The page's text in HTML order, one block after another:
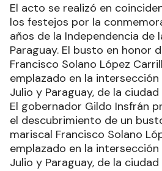
El acto se realizó en
los festejos por la
años de la Independencia de
Paraguay. El busto en honor
Francisco Solano López
emplazado en la
Julio y Paraguay, de la
El gobernador Gildo Insfrán
el descubrimiento de un
mariscal Francisco Solano
emplazado en la
Julio y Paraguay, de la